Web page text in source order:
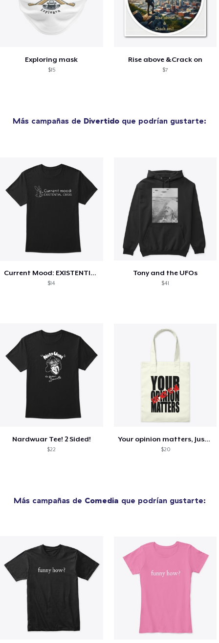
Exploring mask
$15
Rise above &Crack on
$7
Más campañas de Divertido que podrían gustarte:
Current Mood: EXISTENTIAL CRISIS
$14
Tony and the UFOs
$41
Nardwuar Tee! 2 Sided!
$22
Your opinion matters, Just not to me!
$20
Más campañas de Comedia que podrían gustarte: